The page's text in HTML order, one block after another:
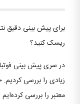
برای پیش بینی دقیق
ریسک کنید؟
در سری پیش بینی
زیادی را بررسی
معتبر را بررسی